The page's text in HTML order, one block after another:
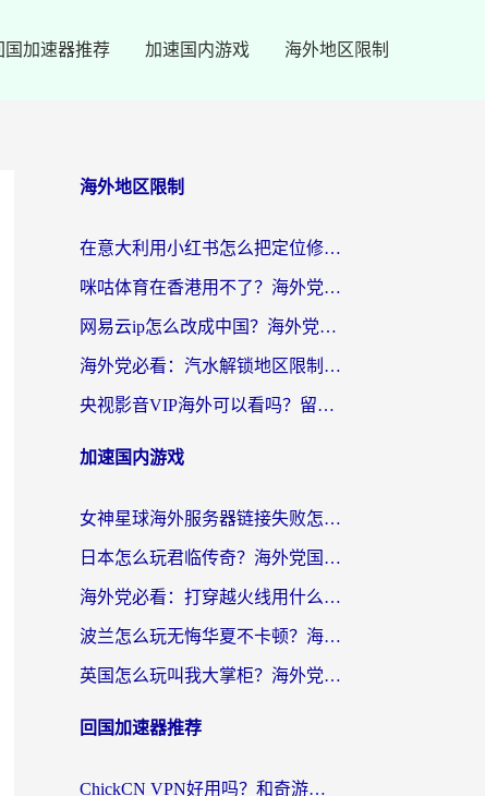
国加速器推荐 加速国内游戏 海外地区限制
海外地区限制
在意大利用小红书怎么把定位修改到中国国内？3个实用技巧+1个靠谱工具帮你搞定
咪咕体育在香港用不了？海外党必看的回国加速器选择指南（附3个真实场景解决方案）
网易云ip怎么改成中国？海外党听音乐听书的无痛解决方案
海外党必看：汽水解锁地区限制怎么解除？3招解决国内影音&生活服务难题
央视影音VIP海外可以看吗？留学生亲测有效的回国加速器选择指南
加速国内游戏
女神星球海外服务器链接失败怎么解决？海外党国服游戏加速避坑指南
日本怎么玩君临传奇？海外党国服游戏加速避坑指南（附菲律宾欧洲玩家实测）
海外党必看：打穿越火线用什么加速器？解决延迟卡顿，还能玩奇妙拼图世界和第五人格
波兰怎么玩无悔华夏不卡顿？海外国服游戏加速器终极指南（附征途2萤火突击解决方案）
英国怎么玩叫我大掌柜？海外党国服游戏加速避坑指南（附实测推荐）
回国加速器推荐
ChickCN VPN好用吗？和奇游手游VPN对比哪个回国效果更好？海外党亲测实用指南